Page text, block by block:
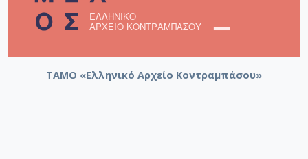
ΤΑΜΟ «Ελληνικό Αρχείο Κοντραμπάσου»